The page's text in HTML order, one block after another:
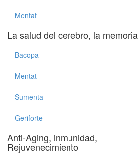
Mentat
La salud del cerebro, la memoria
Bacopa
Mentat
Sumenta
Geriforte
Anti-Aging, inmunidad,
Rejuvenecimiento